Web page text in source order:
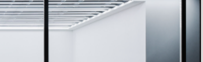
Instructif